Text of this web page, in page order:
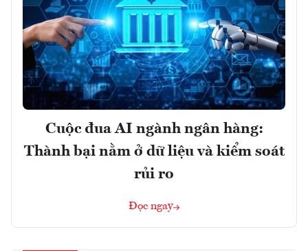
Cuộc đua AI ngành ngân hàng:
Thành bại nằm ở dữ liệu và kiểm soát
rủi ro
Đọc ngay